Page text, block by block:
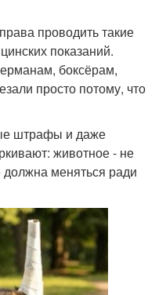
проводить такие
показаний.
боксёрам,
просто потому, что
штрафы и даже
животное - не
должна меняться ради